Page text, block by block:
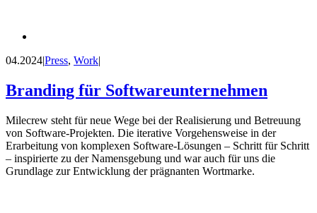
04.2024|Press, Work|
Branding für Softwareunternehmen
Milecrew steht für neue Wege bei der Realisierung und Betreuung
von Software-Projekten. Die iterative Vorgehensweise in der
Erarbeitung von komplexen Software-Lösungen – Schritt für Schritt
– inspirierte zu der Namensgebung und war auch für uns die
Grundlage zur Entwicklung der prägnanten Wortmarke.